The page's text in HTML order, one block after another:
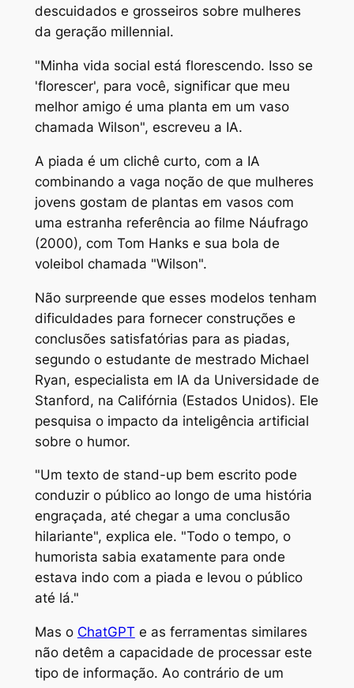
descuidados e grosseiros sobre mulheres
da geração millennial.
"Minha vida social está florescendo. Isso se
'florescer', para você, significar que meu
melhor amigo é uma planta em um vaso
chamada Wilson", escreveu a IA.
A piada é um clichê curto, com a IA
combinando a vaga noção de que mulheres
jovens gostam de plantas em vasos com
uma estranha referência ao filme Náufrago
(2000), com Tom Hanks e sua bola de
voleibol chamada "Wilson".
Não surpreende que esses modelos tenham
dificuldades para fornecer construções e
conclusões satisfatórias para as piadas,
segundo o estudante de mestrado Michael
Ryan, especialista em IA da Universidade de
Stanford, na Califórnia (Estados Unidos). Ele
pesquisa o impacto da inteligência artificial
sobre o humor.
"Um texto de stand-up bem escrito pode
conduzir o público ao longo de uma história
engraçada, até chegar a uma conclusão
hilariante", explica ele. "Todo o tempo, o
humorista sabia exatamente para onde
estava indo com a piada e levou o público
até lá."
Mas o ChatGPT e as ferramentas similares
não detêm a capacidade de processar este
tipo de informação. Ao contrário de um